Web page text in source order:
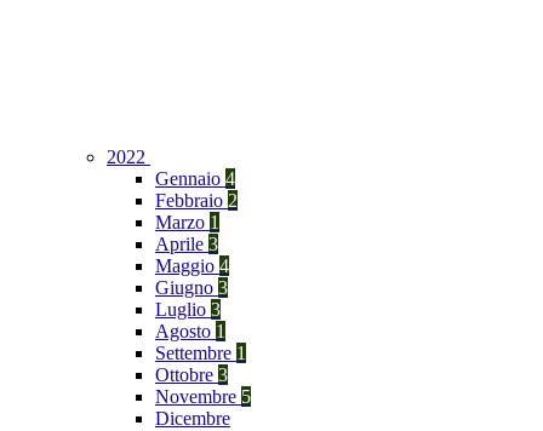
2022
Gennaio 4
Febbraio 2
Marzo 1
Aprile 3
Maggio 4
Giugno 3
Luglio 3
Agosto 1
Settembre 1
Ottobre 3
Novembre 5
Dicembre